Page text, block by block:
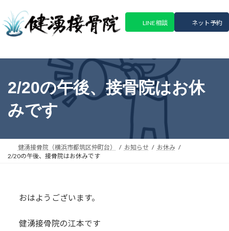
テ
ゲ
LINE相談 ネット予約
2/20の午後、接骨院はお休
みです
健湧接骨院（横浜市都筑区仲町台） お知らせ
お休み
2/20の午後、接骨院はお休みです
おはようございます。
健湧接骨院の江本です